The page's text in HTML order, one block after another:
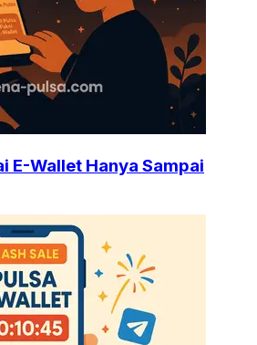
E-Wallet Hanya Sampai